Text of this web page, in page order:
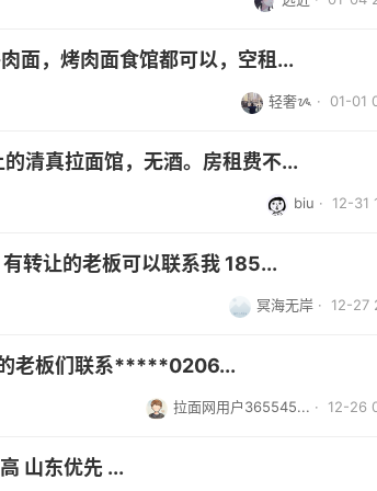
面，烤肉面食馆都可以，空租...
轻奢ᝰ · 01-01
清真拉面馆，无酒。房租费不...
biu · 12-31
转让的老板可以联系我 185...
冥海无岸 · 12-27
的老板们联系*****0206...
拉面网用户365545... · 12-26
山东优先 ...